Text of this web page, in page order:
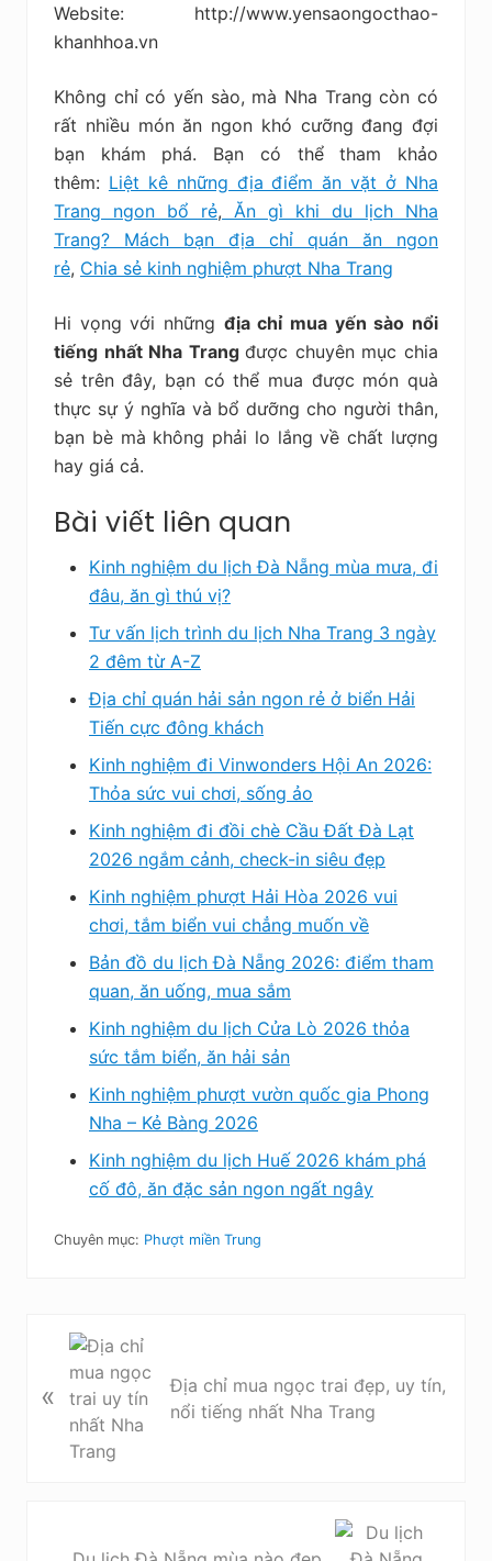
Website: http://www.yensaongocthao-
khanhhoa.vn
Không chỉ có yến sào, mà Nha Trang còn có
rất nhiều món ăn ngon khó cưỡng đang đợi
bạn khám phá. Bạn có thể tham khảo
thêm: Liệt kê những địa điểm ăn vặt ở Nha
Trang ngon bổ rẻ, Ăn gì khi du lịch Nha
Trang? Mách bạn địa chỉ quán ăn ngon
rẻ, Chia sẻ kinh nghiệm phượt Nha Trang
Hi vọng với những địa chỉ mua yến sào nổi
tiếng nhất Nha Trangđược chuyên mục chia
sẻ trên đây, bạn có thể mua được món quà
thực sự ý nghĩa và bổ dưỡng cho người thân,
bạn bè mà không phải lo lắng về chất lượng
hay giá cả.
Bài viết liên quan
Kinh nghiệm du lịch Đà Nẵng mùa mưa, đi
đâu, ăn gì thú vị?
Tư vấn lịch trình du lịch Nha Trang 3 ngày
2 đêm từ A-Z
Địa chỉ quán hải sản ngon rẻ ở biển Hải
Tiến cực đông khách
Kinh nghiệm đi Vinwonders Hội An 2026:
Thỏa sức vui chơi, sống ảo
Kinh nghiệm đi đồi chè Cầu Đất Đà Lạt
2026 ngắm cảnh, check-in siêu đẹp
Kinh nghiệm phượt Hải Hòa 2026 vui
chơi, tắm biển vui chẳng muốn về
Bản đồ du lịch Đà Nẵng 2026: điểm tham
quan, ăn uống, mua sắm
Kinh nghiệm du lịch Cửa Lò 2026 thỏa
sức tắm biển, ăn hải sản
Kinh nghiệm phượt vườn quốc gia Phong
Nha – Kẻ Bàng 2026
Kinh nghiệm du lịch Huế 2026 khám phá
cố đô, ăn đặc sản ngon ngất ngây
Chuyên mục: Phượt miền Trung
i
«
Địa chỉ mua ngọc trai đẹp, uy tín,
nổi tiếng nhất Nha Trang